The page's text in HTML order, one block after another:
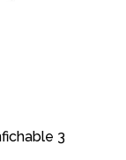
3